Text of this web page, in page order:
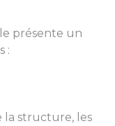
présente un
:
la structure, les